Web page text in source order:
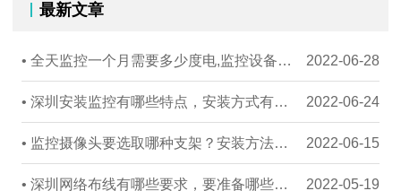
最新文章
2022-06-28
• 全天监控一个月需要多少度电,监控设备耗电量如何计算
2022-06-24
• 深圳安装监控有哪些特点，安装方式有哪些
2022-06-15
• 监控摄像头要选取哪种支架？安装方法有哪些
2022-05-19
• 深圳网络布线有哪些要求，要准备哪些材料